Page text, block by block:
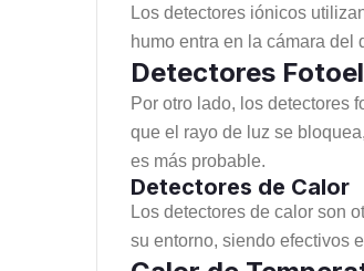
Los detectores iónicos
humo entra en la cámara
Detectores
Por otro lado, los detectores
que el rayo de luz se
es más probable.
Detectores de Calor
Los detectores de calor son
su entorno, siendo efectivos